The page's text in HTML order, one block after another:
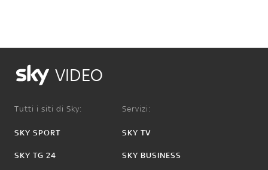
VIDEO
Tutti i siti di Sky:
SKY SPORT
SKY TG 24
Servizi:
SKY TV
SKY BUSINESS